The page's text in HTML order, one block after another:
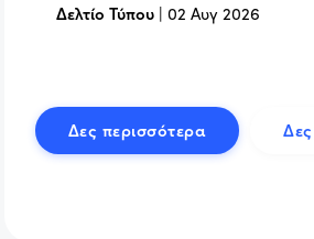
Δελτίο Τύπου |02 Αυγ 2026
Δες περισσότερα Δες